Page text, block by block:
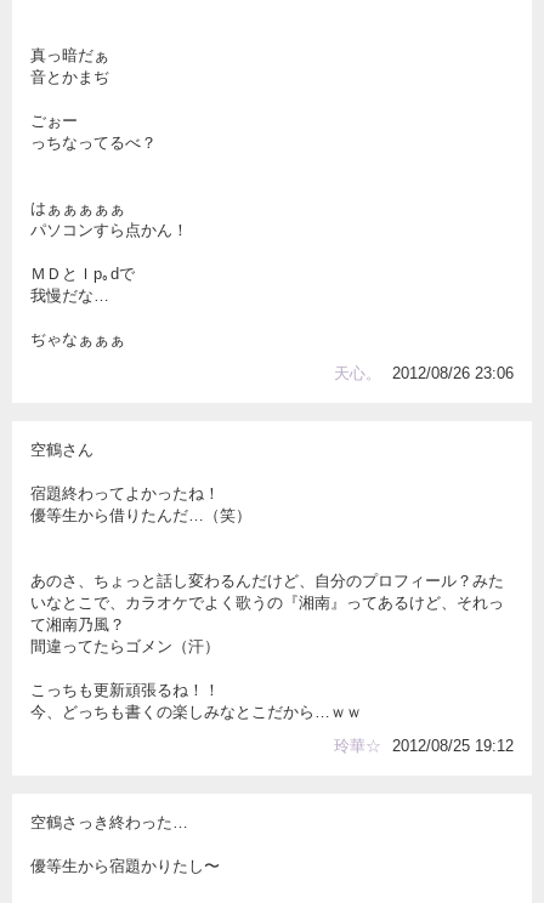
真っ暗だぁ
音とかまぢ
ごぉー
っちなってるべ？
はぁぁぁぁぁ
パソコンすら点かん！
ＭＤとＩp｡dで
我慢だな…
ぢゃなぁぁぁ
天心。
2012/08/26 23:06
空鶴さん
宿題終わってよかったね！
優等生から借りたんだ…（笑）
あのさ、ちょっと話し変わるんだけど、自分のプロフィール？みた
いなとこで、カラオケでよく歌うの『湘南』ってあるけど、それっ
て湘南乃風？
間違ってたらゴメン（汗）
こっちも更新頑張るね！！
今、どっちも書くの楽しみなとこだから…ｗｗ
玲華☆
2012/08/25 19:12
空鶴さっき終わった…
優等生から宿題かりたし〜